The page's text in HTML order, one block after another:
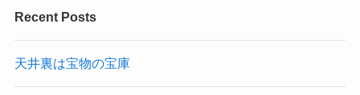
Recent Posts
天井裏は宝物の宝庫